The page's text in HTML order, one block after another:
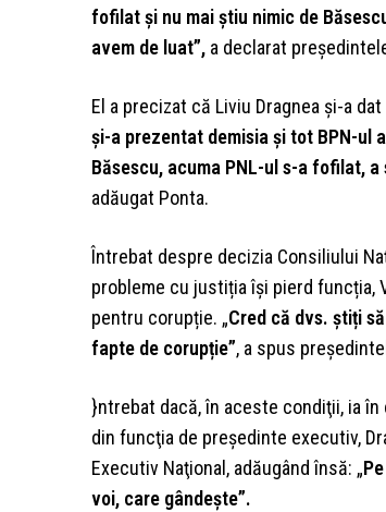
fofilat și nu mai știu nimic de
avem de luat”, a declarat
El a precizat că Liviu Dragnea și-a
și-a prezentat demisia și tot BPN-ul
Băsescu, acuma PNL-ul s-a fofilat,
adăugat Ponta.
Întrebat despre decizia Consiliului
probleme cu justiția își pierd funcția,
pentru corupție. „Cred că dvs. știți
fapte de corupție”, a spus
}ntrebat dacă, în aceste condiţii, ia
din funcţia de preşedinte executiv,
Executiv Naţional, adăugând însă: „
voi, care gândeşte”.